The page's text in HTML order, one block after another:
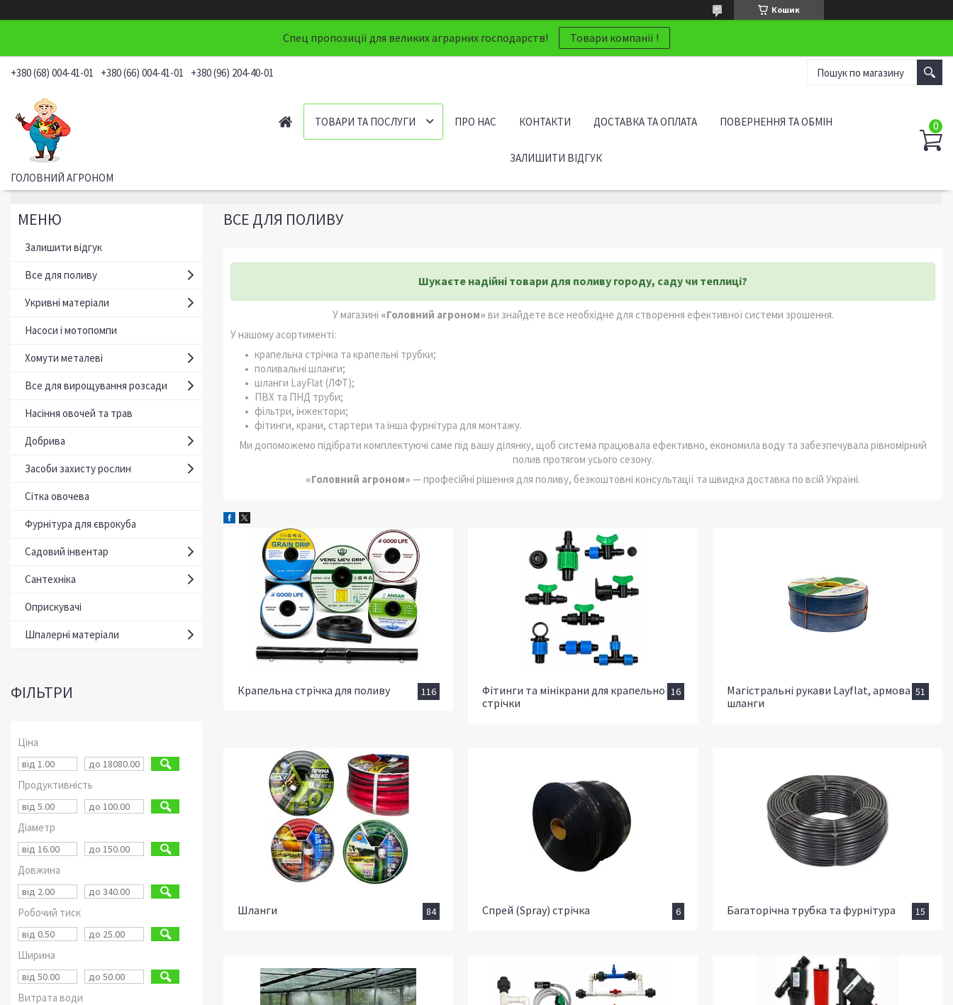
Кошик
Спец пропозиції для великих аграрних господарств! Товари компанії !
+380 (68) 004-41-01 +380 (66) 004-41-01 +380 (96) 204-40-01
ГОЛОВНИЙ АГРОНОМ
ТОВАРИ ТА ПОСЛУГИ ПРО НАС КОНТАКТИ ДОСТАВКА ТА ОПЛАТА ПОВЕРНЕННЯ ТА ОБМІН
ЗАЛИШИТИ ВІДГУК
ВСЕ ДЛЯ ПОЛИВУ
Шукаєте надійні товари для поливу городу, саду чи теплиці?
У магазині «Головний агроном» ви знайдете все необхідне для створення ефективної системи зрошення.
У нашому асортименті:
крапельна стрічка та крапельні трубки;
поливальні шланги;
шланги LayFlat (ЛФТ);
ПВХ та ПНД труби;
фільтри, інжектори;
фітинги, крани, стартери та інша фурнітура для монтажу.
Ми допоможемо підібрати комплектуючі саме під вашу ділянку, щоб система працювала ефективно, економила воду та забезпечувала рівномірний
полив протягом усього сезону.
«Головний агроном» — професійні рішення для поливу, безкоштовні консультації та швидка доставка по всій Україні.
Крапельна стрічка для поливу 116
Фітинги та мінікрани для крапельної
стрічки
16
Магістральні рукави Layflat, армовані
шланги
51
Шланги 84 Спрей (Spray) стрічка 6 Багаторічна трубка та фурнітура 15
Залишити відгук
Все для поливу
Укривні матеріали
Насоси і мотопомпи
Хомути металеві
Все для вирощування розсади
Насіння овочей та трав
Добрива
Засоби захисту рослин
Сітка овочева
Фурнітура для єврокуба
Садовий інвентар
Сантехніка
Оприскувачі
Шпалерні матеріали
ФІЛЬТРИ
Ціна
Продуктивність
Діаметр
Довжина
Робочий тиск
Ширина
Витрата води